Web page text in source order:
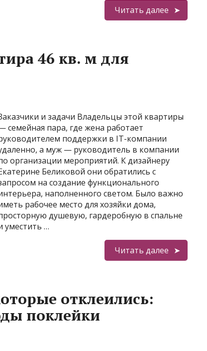
Читать далее
46 кв. м для
и задачи Владельцы этой квартиры
семейная пара, где жена работает
поддержки в IT-компании
а муж — руководитель в компании
организации мероприятий. К дизайнеру
Беликовой они обратились с
на создание функционального
наполненного светом. Было важно
рабочее место для хозяйки дома,
душевую, гардеробную в спальне
уместить …
Читать далее
отклеились:
поклейки